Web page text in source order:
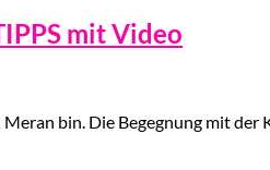
mit Video
bin. Die Begegnung mit